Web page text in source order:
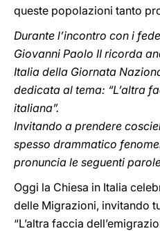
queste popolazioni tanto
Durante l’incontro con i
Giovanni Paolo II ricorda
Italia della Giornata
dedicata al tema: “L’altra
italiana”.
Invitando a prendere
spesso drammatico
pronuncia le seguenti
Oggi la Chiesa in Italia
delle Migrazioni, invitando
“L’altra faccia